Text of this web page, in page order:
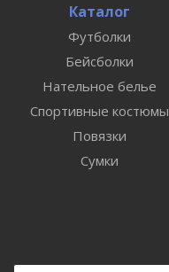
Каталог
Футболки
Бейсболки
Нательное белье
Спортивные костюмы
Повязки
Сумки